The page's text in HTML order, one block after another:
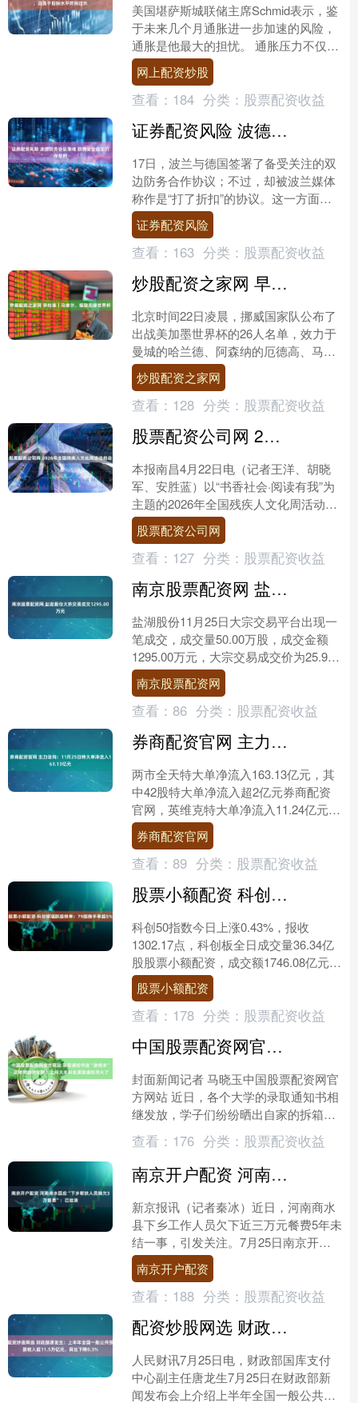
美国堪萨斯城联储主席Schmid表示，鉴
于未来几个月通胀进一步加速的风险，
通胀是他最大的担忧。 通胀压力不仅限
于能源价格，还涵盖包括食品价格在内
的广泛商品和服务....
网上配资炒股
查看： 184 分类： 股票配资收益
证券配资风险 波德防务协议落地 欧洲安全自主仍存掣肘
17日，波兰与德国签署了备受关注的双
边防务合作协议；不过，却被波兰媒体
称作是“打了折扣”的协议。这一方面折
射出欧洲国家加强防务合作的意愿在上
升，另一方面也暴露出....
证券配资风险
查看： 163 分类： 股票配资收益
炒股配资之家网 早知道｜马奎尔、福登无缘世界杯
北京时间22日凌晨，挪威国家队公布了
出战美加墨世界杯的26人名单，效力于
曼城的哈兰德、阿森纳的厄德高、马竞
的瑟洛特等人悉数入选。此前在AC米兰
有过效力，后回到挪....
炒股配资之家网
查看： 128 分类： 股票配资收益
股票配资公司网 2026年全国残疾人文化周活动启动
本报南昌4月22日电（记者王洋、胡晓
军、安胜蓝）以“书香社会·阅读有我”为
主题的2026年全国残疾人文化周活动22
日在江西南昌启动。这一活动由中国残
联、文化和旅....
股票配资公司网
查看： 127 分类： 股票配资收益
南京股票配资网 盐湖股份大宗交易成交1295.00万元
盐湖股份11月25日大宗交易平台出现一
笔成交，成交量50.00万股，成交金额
1295.00万元，大宗交易成交价为25.90
元南京股票配资网，相对今日收盘价折
价0....
南京股票配资网
查看： 86 分类： 股票配资收益
券商配资官网 主力动向：11月25日特大单净流入163.13亿元
两市全天特大单净流入163.13亿元，其
中42股特大单净流入超2亿元券商配资
官网，英维克特大单净流入11.24亿元，
特大单净流入资金居首。 沪指今日收盘
上涨0.....
券商配资官网
查看： 89 分类： 股票配资收益
股票小额配资 科创板活跃股榜单：79股换手率超5%
科创50指数今日上涨0.43%，报收
1302.17点，科创板全日成交量36.34亿
股股票小额配资，成交额1746.08亿元，
加权平均换手率为1.89%。 证券时....
股票小额配资
查看： 178 分类： 股票配资收益
中国股票配资网官方网站 录取通知书送“游戏本” 还附带游戏说明？上科大本科生录取通知书火了
封面新闻记者 马晓玉中国股票配资网官
方网站 近日，各个大学的录取通知书相
继发放，学子们纷纷晒出自家的拆箱视
频，有手写的、“可燃”的、能当刀用
的，但这份需要新生自....
查看： 176 分类： 股票配资收益
南京开户配资 河南商水回应“下乡帮扶人员赊欠3万餐费”：已结清
新京报讯（记者秦冰）近日，河南商水
县下乡工作人员欠下近三万元餐费5年未
结一事，引发关注。7月25日南京开户
配资，商水县人民政府官网发布公告
称，28285元欠款已....
南京开户配资
查看： 188 分类： 股票配资收益
配资炒股网选 财政部唐龙生：上半年全国一般公共预算收入超11.5万亿元，同比下降0.3%
人民财讯7月25日电，财政部国库支付
中心副主任唐龙生7月25日在财政部新
闻发布会上介绍上半年全国一般公共预